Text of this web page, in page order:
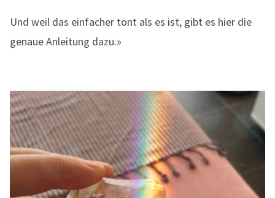
Und weil das einfacher tönt als es ist, gibt es hier die
genaue Anleitung dazu.»